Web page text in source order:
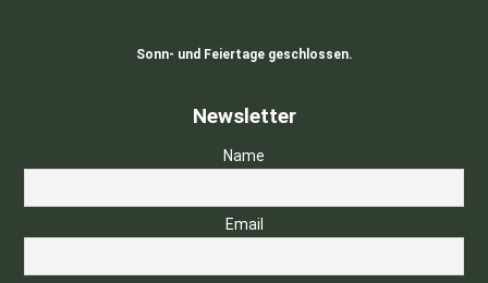
Sonn- und Feiertage geschlossen.
Newsletter
Name
Email